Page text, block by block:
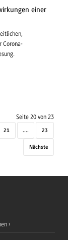
einer
Corona-
Seite 20 von 23
21 .... 23
Nächste